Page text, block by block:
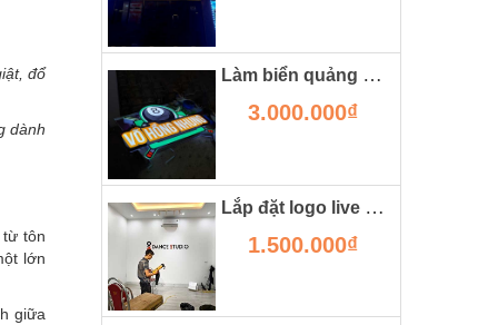
đổ
dành
tôn
lớn
giữa
Làm biển quảng cáo chữ nổi đẹp bằng công nghệ mica in uv
3.000.000₫
Lắp đặt logo live stream bán hàng online lên tường
1.500.000₫